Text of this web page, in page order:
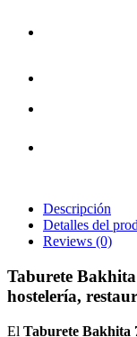
Descripción
Detalles del
Reviews (0)
Taburete
hostelería,
El Taburete Bakhita